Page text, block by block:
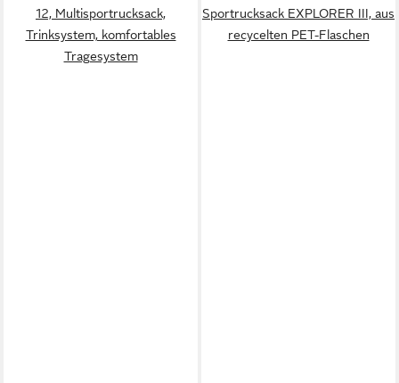
12, Multisportrucksack,
Trinksystem, komfortables
Tragesystem
Sportrucksack EXPLORER III, aus
recycelten PET-Flaschen